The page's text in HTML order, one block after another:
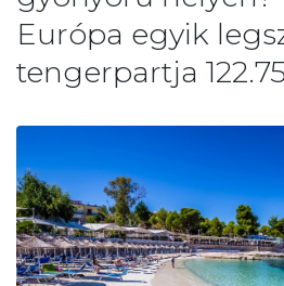
Európa egyik
tengerpartja